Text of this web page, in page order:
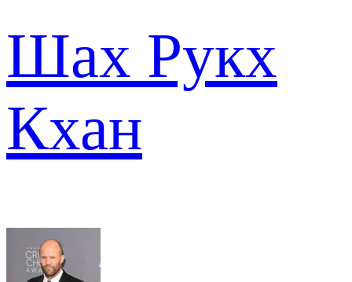
Шах Рукх
Кхан